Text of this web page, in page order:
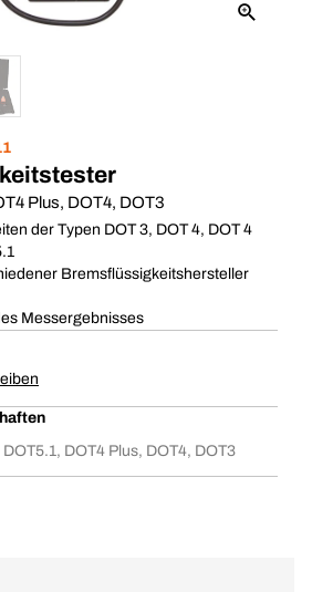
Plus, DOT4, DOT3
der Typen DOT 3, DOT 4, DOT 4
Bremsflüssigkeitshersteller
Messergebnisses
DOT4 Plus, DOT4, DOT3